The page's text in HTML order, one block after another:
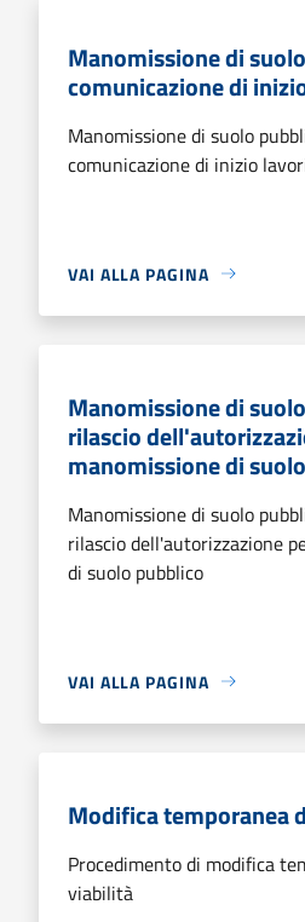
Manomissione di
comunicazione di
Manomissione di suolo
comunicazione di inizio
VAI ALLA PAGINA
Manomissione di
rilascio
manomissione di
Manomissione di suolo
rilascio dell'autorizzazione
di suolo pubblico
VAI ALLA PAGINA
Modifica temporanea
Procedimento di modifica
viabilità